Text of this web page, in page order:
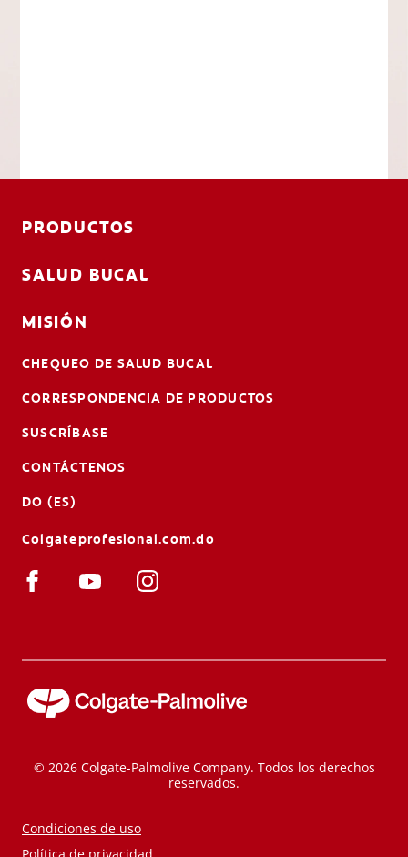
PRODUCTOS
SALUD BUCAL
MISIÓN
CHEQUEO DE SALUD BUCAL
CORRESPONDENCIA DE PRODUCTOS
SUSCRÍBASE
CONTÁCTENOS
DO (ES)
Colgateprofesional.com.do
© 2026 Colgate-Palmolive Company. Todos los derechos
reservados.
Condiciones de uso